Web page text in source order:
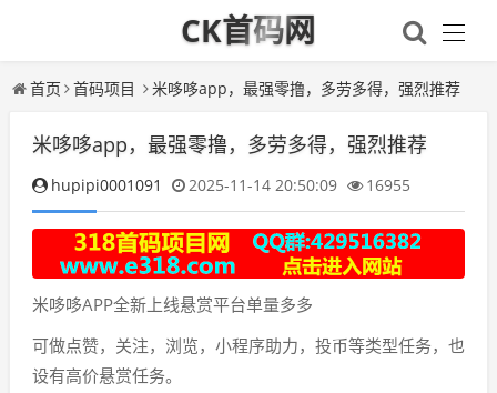
CK首码网
首页 首码项目 米哆哆app，最强零撸，多劳多得，强烈推荐
米哆哆app，最强零撸，多劳多得，强烈推荐
hupipi0001091 2025-11-14 20:50:09 16955
米哆哆APP全新上线悬赏平台单量多多
可做点赞，关注，浏览，小程序助力，投币等类型任务，也
设有高价悬赏任务。